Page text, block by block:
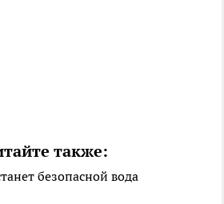
также:
безопасной вода